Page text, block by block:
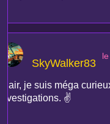
SkyWalker83
Clair, je suis méga
investigations. ✌️